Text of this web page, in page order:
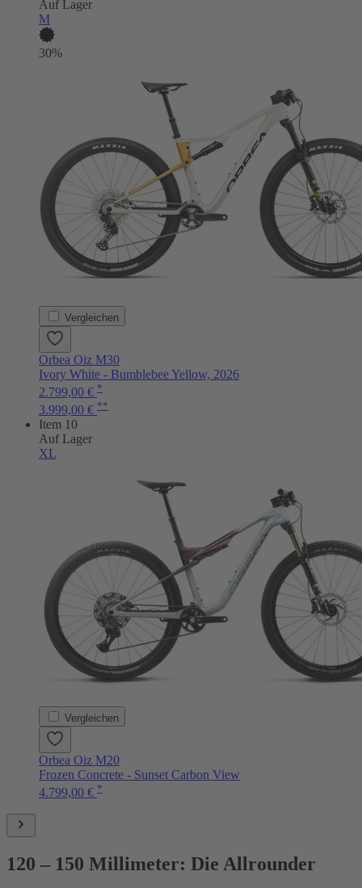
Auf Lager
M
30%
Vergleichen
Orbea Oiz M30
Ivory White - Bumblebee Yellow, 2026
2.799,00 € *
3.999,00 € **
Item 10
Auf Lager
XL
Vergleichen
Orbea Oiz M20
Frozen Concrete - Sunset Carbon View
4.799,00 € *
120 – 150 Millimeter: Die Allrounder